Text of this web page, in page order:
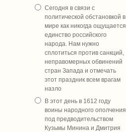
Сегодня в связи с
политической обстановкой в
мире как никогда ощущается
единство российского
народа. Нам нужно
сплотиться против санкций,
неправомерных обвинений
стран Запада и отмечать
этот праздник всем врагам
назло
В этот день в 1612 году
воины народного ополчения
под предводительством
Кузьмы Минина и Дмитрия